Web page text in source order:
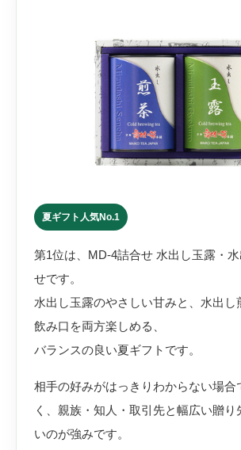
夏ギフト人気No.1
第1位は、MD-4詰合せ 水出し玉露・
せです。
水出し玉露のやさしい甘みと、水出し
飲み口を両方楽しめる、
バランスの良い夏ギフトです。
相手の好みがはっきりわからない場合
く、親族・知人・取引先と幅広い贈り
いのが強みです。